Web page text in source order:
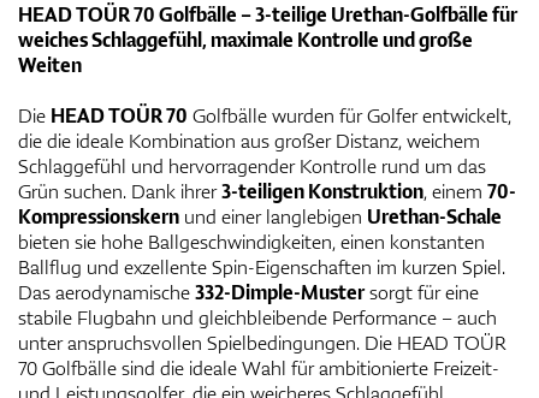
HEAD TOÜR 70 Golfbälle – 3-teilige Urethan-Golfbälle für
weiches Schlaggefühl, maximale Kontrolle und große
Weiten
Die HEAD TOÜR 70 Golfbälle wurden für Golfer entwickelt,
die die ideale Kombination aus großer Distanz, weichem
Schlaggefühl und hervorragender Kontrolle rund um das
Grün suchen. Dank ihrer3-teiligen Konstruktion, einem 70-
Kompressionskern und einer langlebigen Urethan-Schale
bieten sie hohe Ballgeschwindigkeiten, einen konstanten
Ballflug und exzellente Spin-Eigenschaften im kurzen Spiel.
Das aerodynamische332-Dimple-Mustersorgt für eine
stabile Flugbahn und gleichbleibende Performance – auch
unter anspruchsvollen Spielbedingungen. Die HEAD TOÜR
70 Golfbälle sind die ideale Wahl für ambitionierte Freizeit-